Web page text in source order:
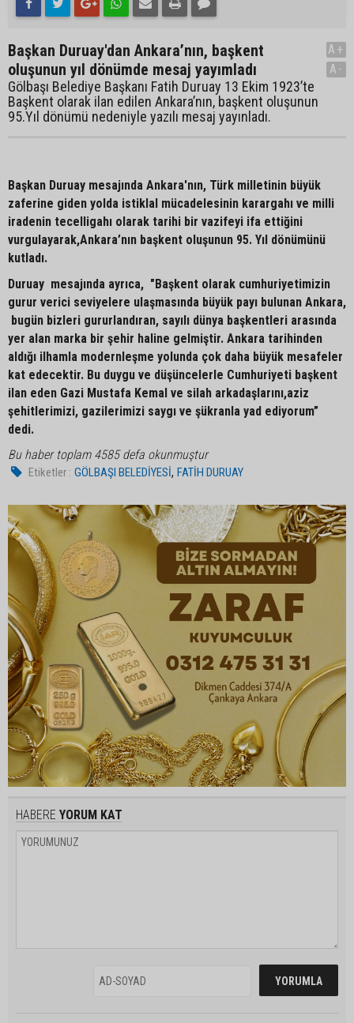
Başkan Duruay'dan Ankara’nın, başkent
oluşunun yıl dönümde mesaj yayımladı
Gölbaşı Belediye Başkanı Fatih Duruay 13 Ekim 1923’te
Başkent olarak ilan edilen Ankara’nın, başkent oluşunun
95.Yıl dönümü nedeniyle yazılı mesaj yayınladı.
A+
A-
Başkan Duruay mesajında Ankara'nın, Türk milletinin büyük
zaferine giden yolda istiklal mücadelesinin karargahı ve milli
iradenin tecelligahı olarak tarihi bir vazifeyi ifa ettiğini
vurgulayarak,Ankara’nın başkent oluşunun 95. Yıl dönümünü
kutladı.
Duruay mesajında ayrıca, "Başkent olarak cumhuriyetimizin
gurur verici seviyelere ulaşmasında büyük payı bulunan Ankara,
bugün bizleri gururlandıran, sayılı dünya başkentleri arasında
yer alan marka bir şehir haline gelmiştir. Ankara tarihinden
aldığı ilhamla modernleşme yolunda çok daha büyük mesafeler
kat edecektir. Bu duygu ve düşüncelerle Cumhuriyeti başkent
ilan eden Gazi Mustafa Kemal ve silah arkadaşlarını,aziz
şehitlerimizi, gazilerimizi saygı ve şükranla yad ediyorum”
dedi.
Bu haber toplam 4585 defa okunmuştur
Etiketler : GÖLBAŞI BELEDİYESİ,FATİH DURUAY
HABERE YORUM KAT